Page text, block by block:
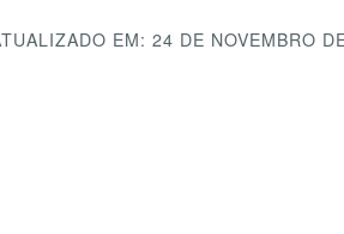
EM: 24 DE NOVEMBRO